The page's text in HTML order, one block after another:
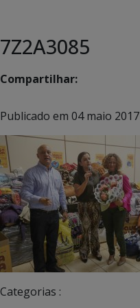
7Z2A3085
Compartilhar:
Publicado em 04 maio 2017
Categorias :